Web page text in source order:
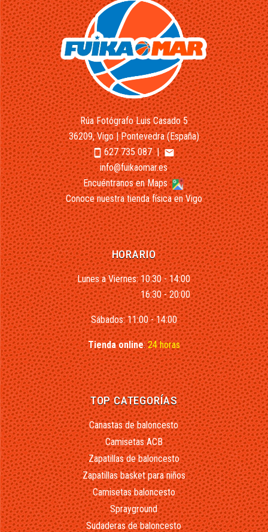
Rúa Fotógrafo Luis Casado 5
36209, Vigo | Pontevedra (España)
smartphone627 735 087|email
info@fuikaomar.es
Encuéntranos en Maps
Conoce nuestra tienda física en Vigo
HORARIO
Lunes a Viernes: 10:30 - 14:00
16:30 - 20:00
Sábados: 11:00 - 14:00
Tienda online:24 horas
TOP CATEGORÍAS
Canastas de baloncesto
Camisetas ACB
Zapatillas de baloncesto
Zapatillas basket para niños
Camisetas baloncesto
Sprayground
Sudaderas de baloncesto